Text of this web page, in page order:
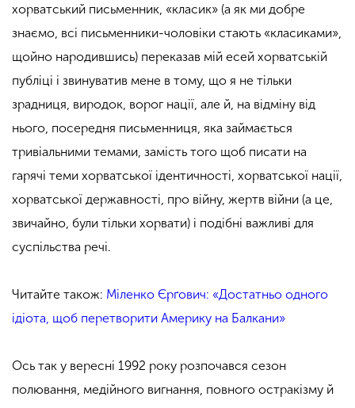
хорватський письменник, «класик» (а як ми добре
знаємо, всі письменники-чоловіки стають «класиками»,
щойно народившись) переказав мій есей хорватській
публіці і звинуватив мене в тому, що я не тільки
зрадниця, виродок, ворог нації, але й, на відміну від
нього, посередня письменниця, яка займається
тривіальними темами, замість того щоб писати на
гарячі теми хорватської ідентичності, хорватської нації,
хорватської державності, про війну, жертв війни (а це,
звичайно, були тільки хорвати) і подібні важливі для
суспільства речі.
Читайте також: Міленко Єрґович: «Достатньо одного
ідіота, щоб перетворити Америку на Балкани»
Ось так у вересні 1992 року розпочався сезон
полювання, медійного вигнання, повного остракізму й